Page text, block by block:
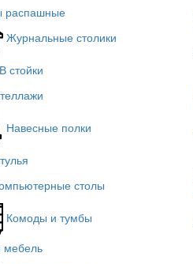
Журнальные столики
стойки
Навесные полки
столы
Комоды и тумбы
мебель